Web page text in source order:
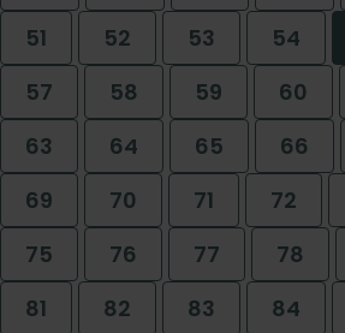
51
52 53 54
57
58 59 60
63
64 65 66
69
70 71 72
75
76 77 78
81
82 83 84